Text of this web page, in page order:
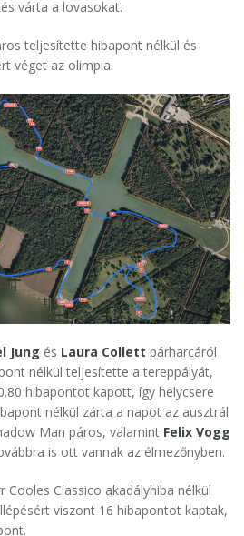
várta a lovasokat.
teljesítette hibapont nélkül és
véget az olimpia.
Jung és Laura Collett párharcáról
nélkül teljesítette a tereppályát,
hibapontot kapott, így helycsere
nélkül zárta a napot az ausztrál
Man páros, valamint Felix Vogg
is ott vannak az élmezőnyben.
Cooles Classico akadályhiba nélkül
viszont 16 hibapontot kaptak,